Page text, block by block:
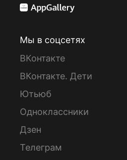
Мы в соцсетях
ВКонтакте
ВКонтакте. Дети
Ютьюб
Одноклассники
Дзен
Телеграм